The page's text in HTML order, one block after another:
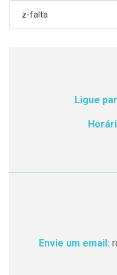
z-falta
Ligue
Envie um email: